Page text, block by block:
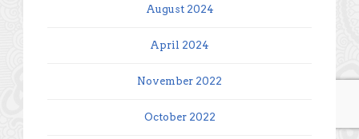
August 2024
April 2024
November 2022
October 2022